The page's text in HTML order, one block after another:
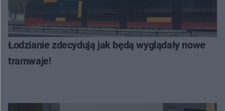
Łodzianie zdecydują jak będą wyglądały nowe
tramwaje!